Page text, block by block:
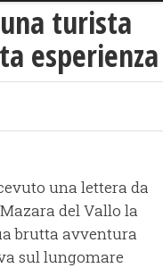
turista
esperienza
una lettera da
del Vallo la
brutta avventura
sul lungomare